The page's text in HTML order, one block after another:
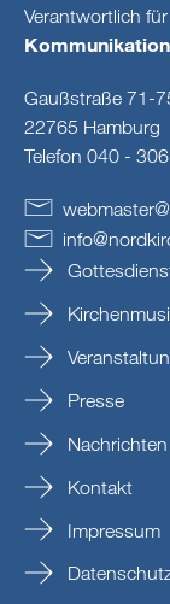
Verantwortlich
Gaußstraße 71-
22765 Hamburg
Telefon 040 -
webmaster@
info@
Presse
Nachrichten
Kontakt
Impressum